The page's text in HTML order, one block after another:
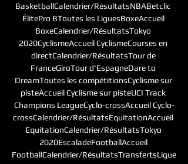
BasketballCalendrier/RésultatsNBABetclic
ÉlitePro BToutes les LiguesBoxeAccueil
BoxeCalendrier/RésultatsTokyo
2020CyclismeAccueil CyclismeCourses en
directCalendrier/RésultatsTour de
FranceGiroTour d'EspagneDare to
DreamToutes les compétitionsCyclisme sur
pisteAccueil Cyclisme sur pisteUCI Track
Champions LeagueCyclo-crossAccueil Cyclo-
crossCalendrier/RésultatsEquitationAccueil
EquitationCalendrier/RésultatsTokyo
2020EscaladeFootballAccueil
FootballCalendrier/RésultatsTransfertsLigue